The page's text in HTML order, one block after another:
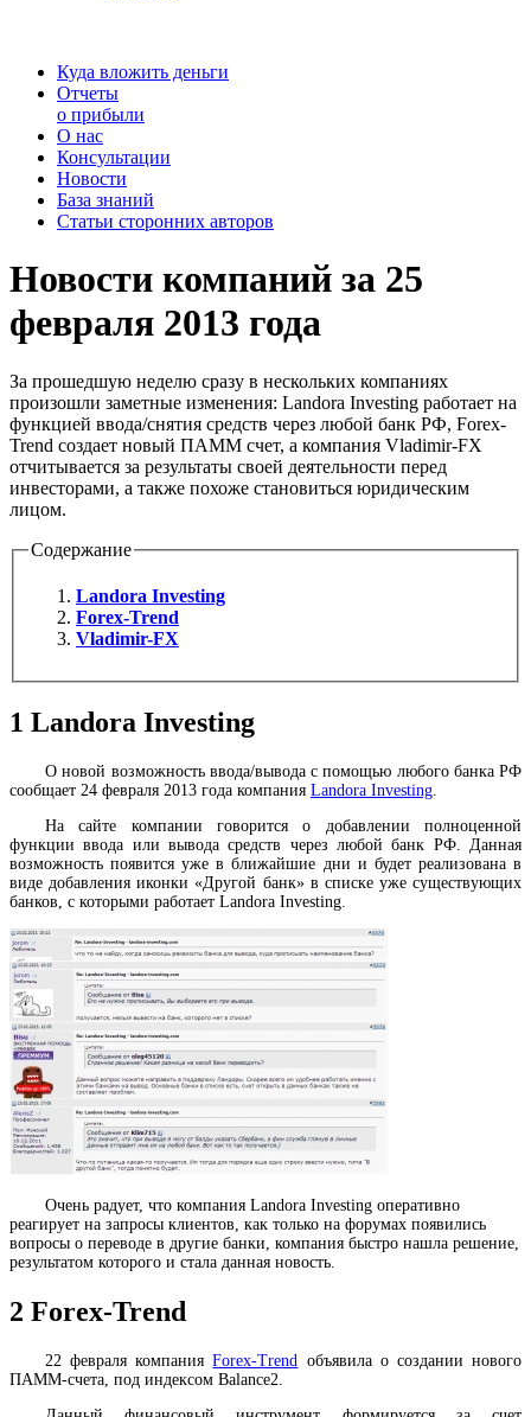
Куда вложить деньги
Отчеты
о прибыли
О нас
Консультации
Новости
База знаний
Статьи сторонних авторов
Новости компаний за 25
февраля 2013 года
За прошедшую неделю сразу в нескольких компаниях
произошли заметные изменения: Landora Investing работает на
функцией ввода/снятия средств через любой банк РФ, Forex-
Trend создает новый ПАММ счет, а компания Vladimir-FX
отчитывается за результаты своей деятельности перед
инвесторами, а также похоже становиться юридическим
лицом.
Содержание
Landora Investing
Forex-Trend
Vladimir-FX
1 Landora Investing
О новой возможность ввода/вывода с помощью любого банка РФ
сообщает 24 февраля 2013 года компания Landora Investing.
На сайте компании говорится о добавлении полноценной
функции ввода или вывода средств через любой банк РФ. Данная
возможность появится уже в ближайшие дни и будет реализована в
виде добавления иконки «Другой банк» в списке уже существующих
банков, с которыми работает Landora Investing.
Очень радует, что компания Landora Investing оперативно
реагирует на запросы клиентов, как только на форумах появились
вопросы о переводе в другие банки, компания быстро нашла решение,
результатом которого и стала данная новость.
2 Forex-Trend
22 февраля компанияForex-Trend объявила о создании нового
ПАММ-счета, под индексом Balance2.